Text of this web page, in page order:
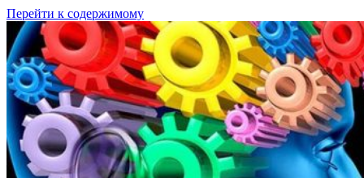
Перейти к содержимому